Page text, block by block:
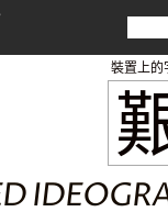
裝置上的